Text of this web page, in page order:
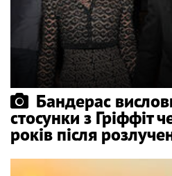
Бандерас
стосунки з Гріффіт
років після